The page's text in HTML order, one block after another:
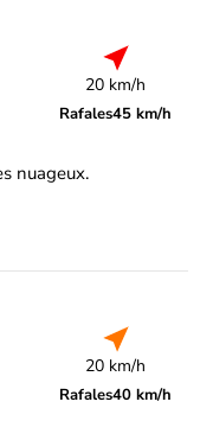
20 km/h
Rafales45 km/h
nuageux.
20 km/h
Rafales40 km/h